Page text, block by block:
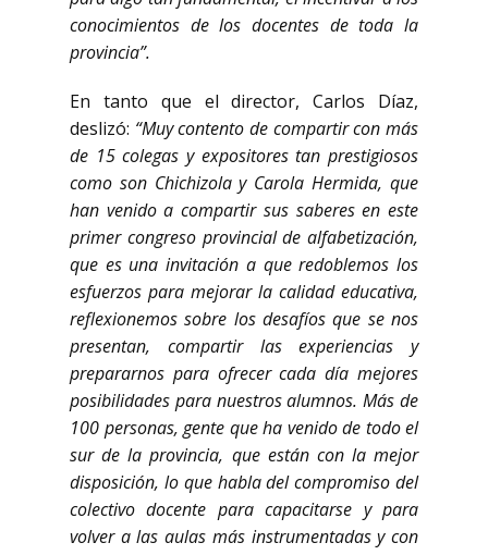
conocimientos de los docentes de toda la
provincia”.
En tanto que el director, Carlos Díaz,
deslizó: “Muy contento de compartir con más
de 15 colegas y expositores tan prestigiosos
como son Chichizola y Carola Hermida, que
han venido a compartir sus saberes en este
primer congreso provincial de alfabetización,
que es una invitación a que redoblemos los
esfuerzos para mejorar la calidad educativa,
reflexionemos sobre los desafíos que se nos
presentan, compartir las experiencias y
prepararnos para ofrecer cada día mejores
posibilidades para nuestros alumnos. Más de
100 personas, gente que ha venido de todo el
sur de la provincia, que están con la mejor
disposición, lo que habla del compromiso del
colectivo docente para capacitarse y para
volver a las aulas más instrumentadas y con